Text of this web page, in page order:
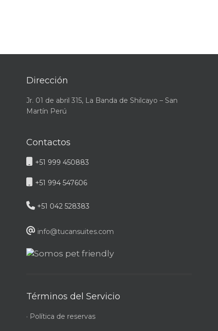
Dirección
Jr. 01 de abril 315, La Banda de Shilcayo – San
Martín Perú
Contactos
+51 999 450883
+51 994 547606
+51 042 528383
info@tucansuites.com
Términos del Servicio
· Política de reservas